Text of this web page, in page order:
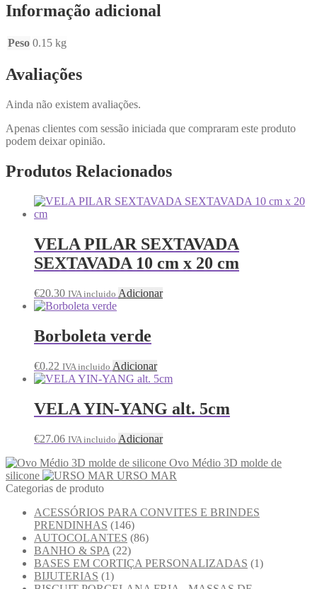
Informação adicional
Peso 0.15 kg
Avaliações
Ainda não existem avaliações.
Apenas clientes com sessão iniciada que compraram este produto
podem deixar opinião.
Produtos Relacionados
VELA PILAR SEXTAVADA
SEXTAVADA 10 cm x 20 cm
€20.30 IVA incluido Adicionar
Borboleta verde
€0.22 IVA incluido Adicionar
VELA YIN-YANG alt. 5cm
€27.06 IVA incluido Adicionar
Ovo Médio 3D molde de
silicone
URSO MAR
Categorias de produto
ACESSÓRIOS PARA CONVITES E BRINDES
PRENDINHAS (146)
AUTOCOLANTES (86)
BANHO & SPA (22)
BASES EM CORTIÇA PERSONALIZADAS (1)
BIJUTERIAS (1)